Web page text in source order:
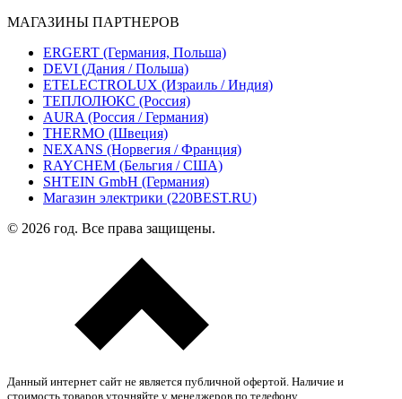
МАГАЗИНЫ ПАРТНЕРОВ
ERGERT (Германия, Польша)
DEVI (Дания / Польша)
ETELECTROLUX (Израиль / Индия)
ТЕПЛОЛЮКС (Россия)
AURA (Россия / Германия)
THERMO (Швеция)
NEXANS (Норвегия / Франция)
RAYCHEM (Бельгия / США)
SHTEIN GmbH (Германия)
Магазин электрики (220BEST.RU)
© 2026 год. Все права защищены.
Данный интернет сайт не является публичной офертой. Наличие и
стоимость товаров уточняйте у менеджеров по телефону.